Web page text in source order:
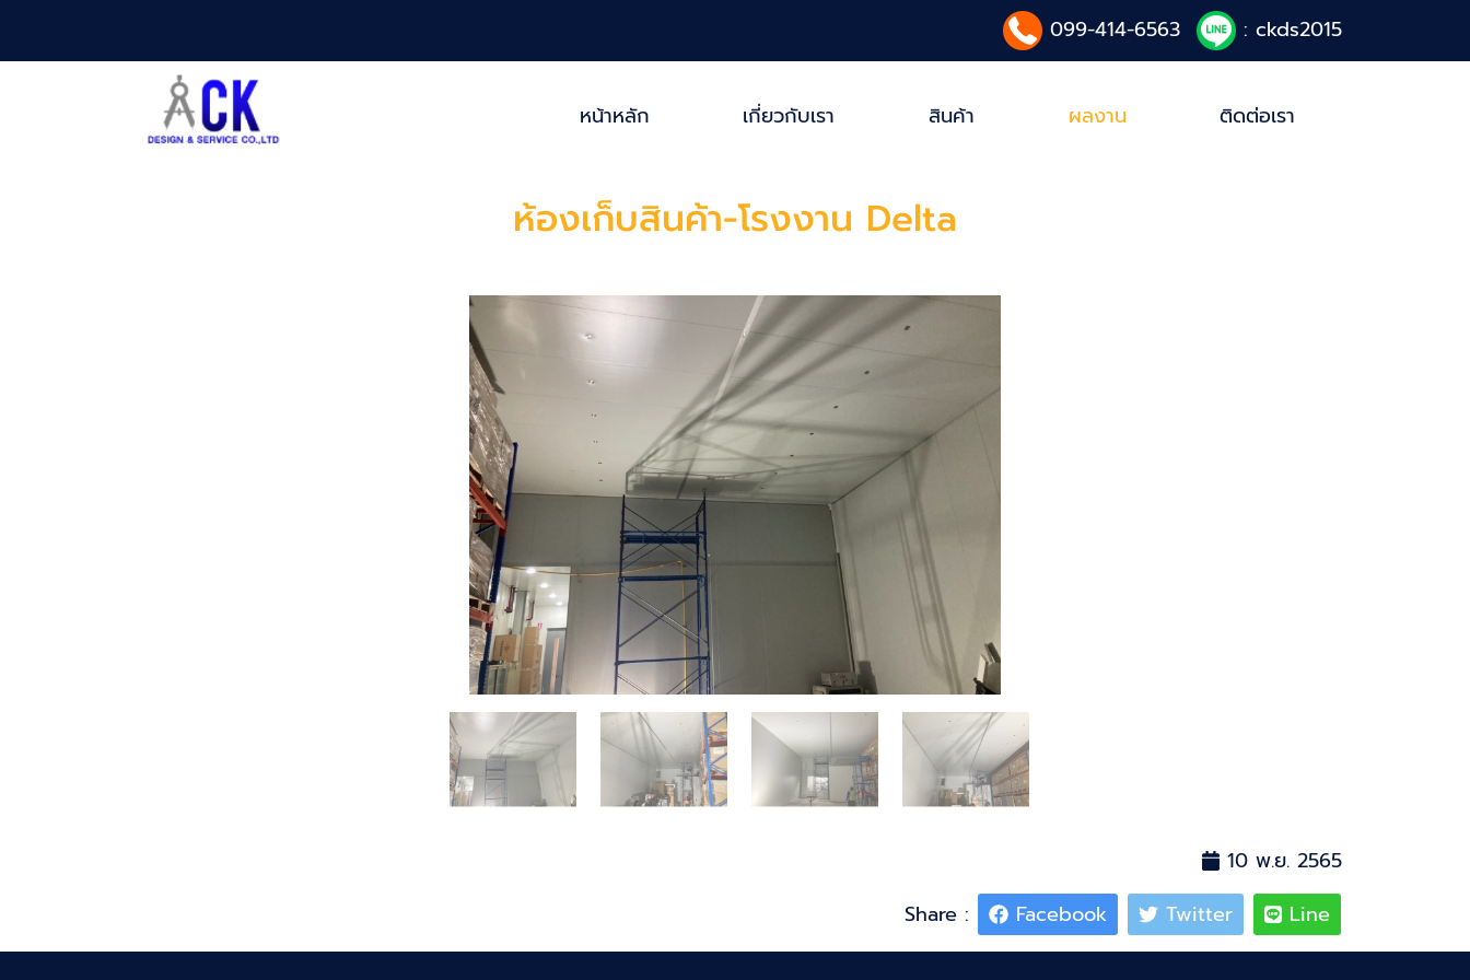
099-414-6563 : ckds2015
หน้าหลัก เกี่ยวกับเรา สินค้า ผลงาน ติดต่อเรา
ห้องเก็บสินค้า-โรงงาน Delta
10 พ.ย. 2565
Share :
Facebook Twitter Line